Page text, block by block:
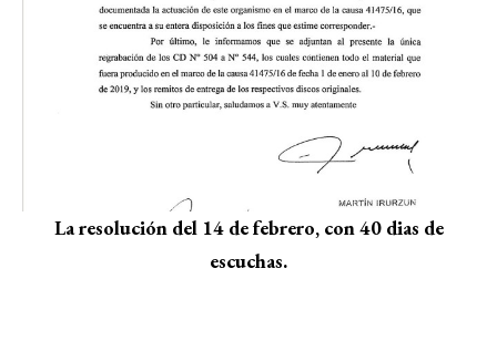
La resolución del 14 de febrero, con 40 dias de
escuchas.